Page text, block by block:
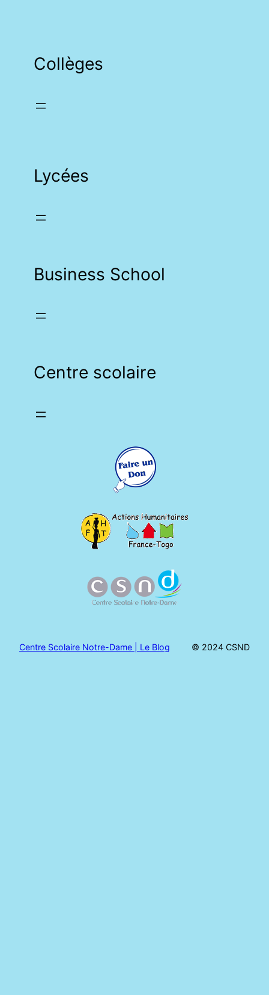
Collèges
Lycées
Business School
Centre scolaire
Centre Scolaire Notre-Dame | Le Blog © 2024 CSND